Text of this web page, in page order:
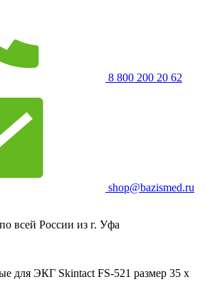
8 800 200 20 62
shop@bazismed.ru
всей России из г. Уфа
для ЭКГ Skintact FS-521 размер 35 х